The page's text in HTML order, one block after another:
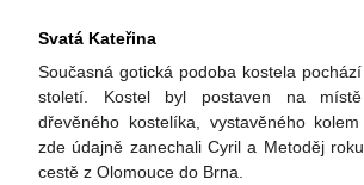
Svatá Kateřina
Současná gotická podoba kostela
století. Kostel byl postaven na místě
dřevěného kostelíka, vystavěného
zde údajně zanechali Cyril a Metoděj
cestě z Olomouce do Brna.